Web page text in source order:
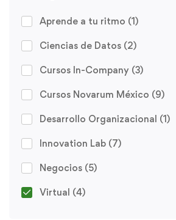
Aprende a tu ritmo (1)
Ciencias de Datos (2)
Cursos In-Company (3)
Cursos Novarum México (9)
Desarrollo Organizacional (1)
Innovation Lab (7)
Negocios (5)
Virtual (4)